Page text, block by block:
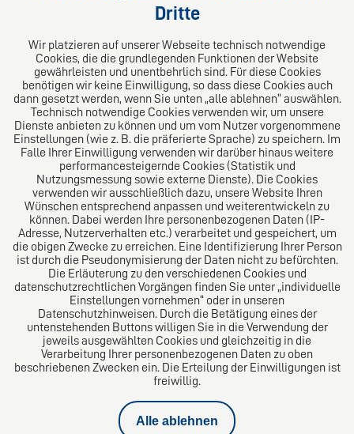
Das europäische Kanzlei-Netzwerk
Impressum
Datenschutz
Dritte
Wir platzieren auf unserer Webseite technisch notwendige
Cookies, die die grundlegenden Funktionen der Website
gewährleisten und unentbehrlich sind. Für diese Cookies
benötigen wir keine Einwilligung, so dass diese Cookies auch
dann gesetzt werden, wenn Sie unten „alle ablehnen“ auswählen.
Technisch notwendige Cookies verwenden wir, um unsere
Dienste anbieten zu können und um vom Nutzer vorgenommene
Einstellungen (wie z. B. die präferierte Sprache) zu speichern. Im
Falle Ihrer Einwilligung verwenden wir darüber hinaus weitere
performancesteigernde Cookies (Statistik und
Nutzungsmessung sowie externe Dienste). Die Cookies
verwenden wir ausschließlich dazu, unsere Website Ihren
Wünschen entsprechend anpassen und weiterentwickeln zu
können. Dabei werden Ihre personenbezogenen Daten (IP-
Adresse, Nutzerverhalten etc.) verarbeitet und gespeichert, um
die obigen Zwecke zu erreichen. Eine Identifizierung Ihrer Person
ist durch die Pseudonymisierung der Daten nicht zu befürchten.
Die Erläuterung zu den verschiedenen Cookies und
datenschutzrechtlichen Vorgängen finden Sie unter „individuelle
Einstellungen vornehmen“ oder in unseren
Datenschutzhinweisen. Durch die Betätigung eines der
untenstehenden Buttons willigen Sie in die Verwendung der
jeweils ausgewählten Cookies und gleichzeitig in die
Verarbeitung Ihrer personenbezogenen Daten zu oben
beschriebenen Zwecken ein. Die Erteilung der Einwilligungen ist
freiwillig.
Alle ablehnen